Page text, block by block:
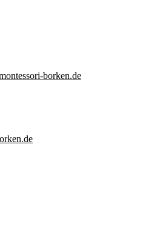
borken.de